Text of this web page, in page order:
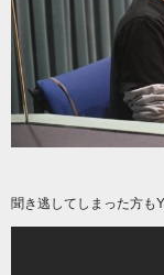
聞き逃してしまった方も